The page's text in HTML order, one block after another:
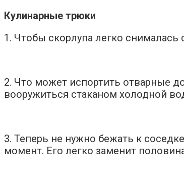
Кулинарные трюки
1. Чтобы скорлупа легко
2. Что может испортить отварные
вооружиться стаканом холодной
3. Теперь не нужно бежать к
момент. Его легко заменит